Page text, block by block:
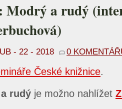
Modrý a rudý
- 22 - 2018 0
České knižnice.
rudý je možno nahlížet